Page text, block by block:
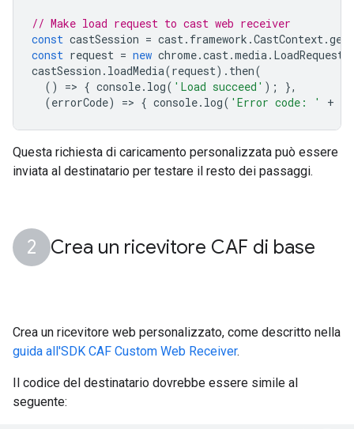
// Make load request to cast web receiver
const castSession = cast. framework .CastContext.
const request = new chrome.cast.media. LoadRequest
castSession . loadMedia(request). then(
()
=> { console. log( 'Load succeed' );
},
(errorCode) => { console. log( 'Error code: ' +
Questa richiesta di caricamento personalizzata può essere
inviata al destinatario per testare il resto dei passaggi.
Crea un ricevitore CAF di base
Crea un ricevitore web personalizzato, come descritto nella
guida all'SDK CAF Custom Web Receiver.
Il codice del destinatario dovrebbe essere simile al
seguente: